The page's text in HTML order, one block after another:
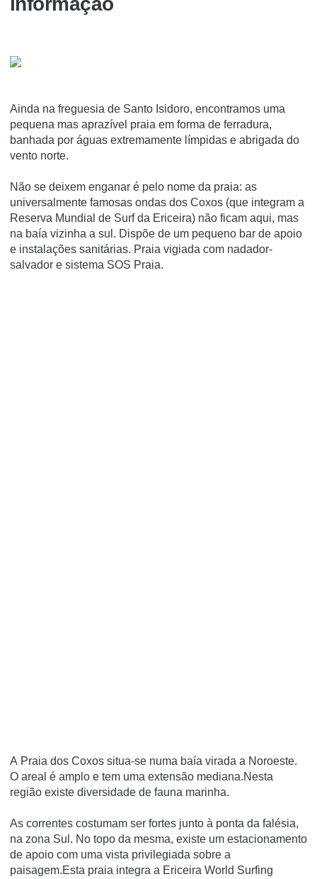
Ainda na freguesia de Santo Isidoro, encontramos uma
pequena mas aprazível praia em forma de ferradura,
banhada por águas extremamente límpidas e abrigada do
vento norte.
Não se deixem enganar é pelo nome da praia: as
universalmente famosas ondas dos Coxos (que integram a
Reserva Mundial de Surf da Ericeira) não ficam aqui, mas
na baía vizinha a sul. Dispõe de um pequeno bar de apoio
e instalações sanitárias. Praia vigiada com nadador-
salvador e sistema SOS Praia.
A Praia dos Coxos situa-se numa baía virada a Noroeste.
O areal é amplo e tem uma extensão mediana.Nesta
região existe diversidade de fauna marinha.
As correntes costumam ser fortes junto à ponta da falésia,
na zona Sul. No topo da mesma, existe um estacionamento
de apoio com uma vista privilegiada sobre a
paisagem.Esta praia integra a Ericeira World Surfing